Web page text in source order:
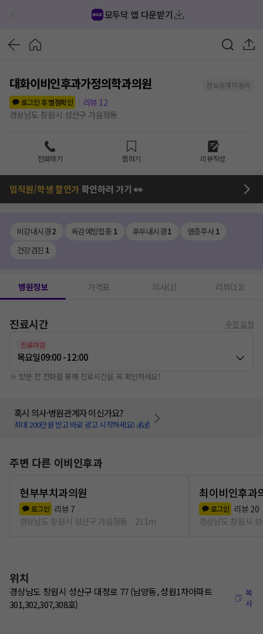
모두닥 앱 다운받기
대화이비인후과가정의학과의원
정보공개 미동의
로그인 후 별점확인
리뷰 12
경상남도 창원시 성산구 가음정동
전화하기 찜하기 리뷰작성
임직원/학생 할인가확인하러 가기 👀
비강내시경2 독감예방접종 1 후두내시경1 염증주사1
건강검진 1
병원정보 가격표 의사(1) 리뷰(12)
진료시간 수정 요청
진료마감
목요일09:00 - 12:00
※ 방문 전 전화를 통해 진료시간을 꼭 확인하세요!
혹시 의사·병원관계자 이신가요?
최대 200만원 받고 바로 광고 시작하세요! 💰💰
주변 다른 이비인후과
현부부치과의원
로그인 리뷰 7
경상남도 창원시 성산구 가음정동
211m
최이비인후과
로그인 리뷰 20
경상남도 창원시
위치
경상남도 창원시 성산구 대정로 77 (남양동, 성원1차아파트
301,302,307,308호)
복
사